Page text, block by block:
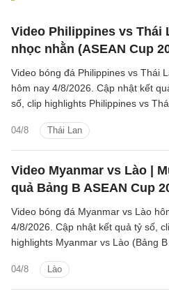
Video Philippines vs Thái
nhọc nhằn (ASEAN Cup
04/8 Thái Lan
Video bóng đá Philippines vs Thái
hôm nay 4/8/2026. Cập nhật kết
số, clip highlights Philippines vs
huống trên sân.
Video Myanmar vs Lào |
quả Bảng B ASEAN Cup
04/8 Lào
Video bóng đá Myanmar vs Lào
4/8/2026. Cập nhật kết quả tỷ số,
highlights Myanmar vs Lào (Bảng B
sân.